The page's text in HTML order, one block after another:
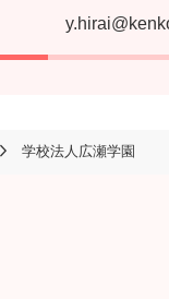
学校法人広瀬学園